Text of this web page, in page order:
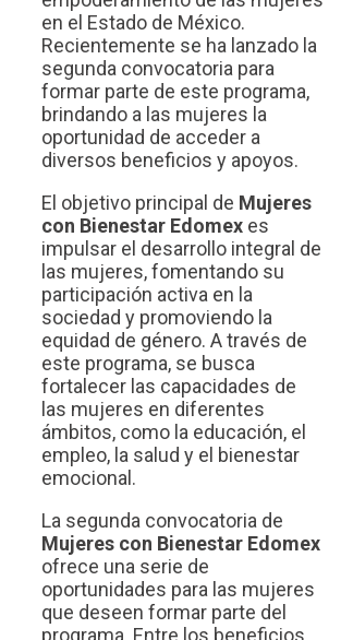
en el Estado de México.
Recientemente se ha lanzado la
segunda convocatoria para
formar parte de este programa,
brindando a las mujeres la
oportunidad de acceder a
diversos beneficios y apoyos.
El objetivo principal de Mujeres
con Bienestar Edomex es
impulsar el desarrollo integral de
las mujeres, fomentando su
participación activa en la
sociedad y promoviendo la
equidad de género. A través de
este programa, se busca
fortalecer las capacidades de
las mujeres en diferentes
ámbitos, como la educación, el
empleo, la salud y el bienestar
emocional.
La segunda convocatoria de
Mujeres con Bienestar Edomex
ofrece una serie de
oportunidades para las mujeres
que deseen formar parte del
programa. Entre los beneficios